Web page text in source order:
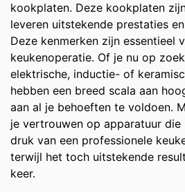
kookplaten. Deze kookplaten
leveren uitstekende prestaties
Deze kenmerken zijn essentieel
keukenoperatie. Of je nu op
elektrische, inductie- of
hebben een breed scala aan
aan al je behoeften te voldoen.
je vertrouwen op apparatuur
druk van een professionele
terwijl het toch uitstekende
keer.